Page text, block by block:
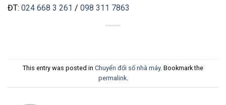
ĐT: 024 668 3 261 / 098 311 7863
This entry was posted in Chuyển đổi số nhà máy. Bookmark the
permalink.